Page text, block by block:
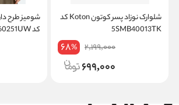
شلوارک نوزاد پسر کوتون Koton کد
5SMB40013TK
2,199,000
68%
699,000
کد 5WAK60251UW